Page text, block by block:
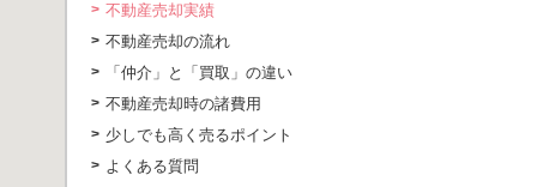
不動産売却実績
不動産売却の流れ
「仲介」と「買取」の違い
不動産売却時の諸費用
少しでも高く売るポイント
よくある質問